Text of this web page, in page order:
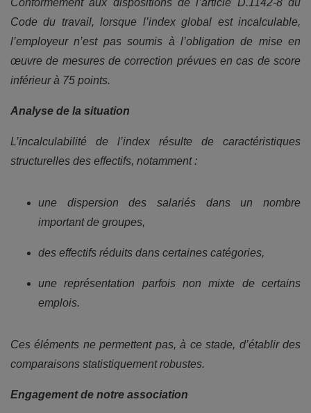
Conformément aux dispositions de l’article D.1142-8 du
Code du travail, lorsque l’index global est incalculable,
l’employeur n’est pas soumis à l’obligation de mise en
œuvre de mesures de correction prévues en cas de score
inférieur à 75 points.
Analyse de la situation
L’incalculabilité de l’index résulte de caractéristiques
structurelles des effectifs, notamment :
une dispersion des salariés dans un nombre
important de groupes,
des effectifs réduits dans certaines catégories,
une représentation parfois non mixte de certains
emplois.
Ces éléments ne permettent pas, à ce stade, d’établir des
comparaisons statistiquement robustes.
Engagement de notre association